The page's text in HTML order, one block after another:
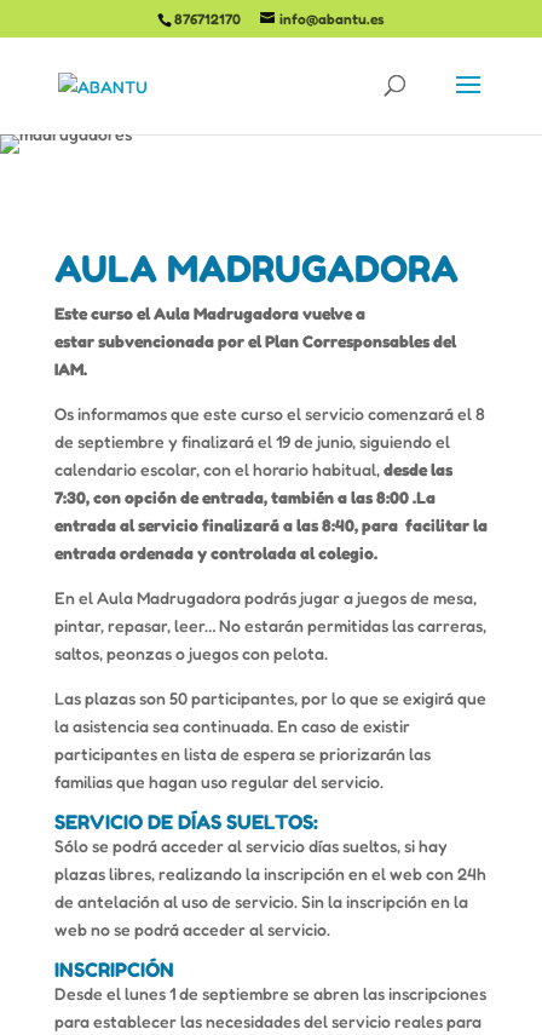
876712170 info@abantu.es
​AULA MADRUGADORA
Este curso el Aula Madrugadora vuelve a
estar subvencionada por el Plan Corresponsables del
IAM.
Os informamos que este curso el servicio comenzará el 8
de septiembre y finalizará el 19 de junio, siguiendo el
calendario escolar, con el horario habitual,desde las
7:30, con opción de entrada, también a las 8:00 .La
entrada al servicio finalizará a las 8:40, para facilitar la
entrada ordenada y controlada al colegio.
En el Aula Madrugadora podrás jugar a juegos de mesa,
pintar, repasar, leer… No estarán permitidas las carreras,
saltos, peonzas o juegos con pelota.
Las plazas son 50 participantes, por lo que se exigirá que
la asistencia sea continuada. En caso de existir
participantes en lista de espera se priorizarán las
familias que hagan uso regular del servicio.
SERVICIO DE DÍAS SUELTOS:
Sólo se podrá acceder al servicio días sueltos, si hay
plazas libres, realizando la inscripción en el web con 24h
de antelación al uso de servicio. Sin la inscripción en la
web no se podrá acceder al servicio.
INSCRIPCIÓN
Desde el lunes 1 de septiembre se abren las inscripciones
para establecer las necesidades del servicio reales para